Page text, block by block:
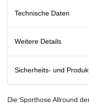
Technische Daten
Weitere Details
Sicherheits- und
Die Sporthose Allround